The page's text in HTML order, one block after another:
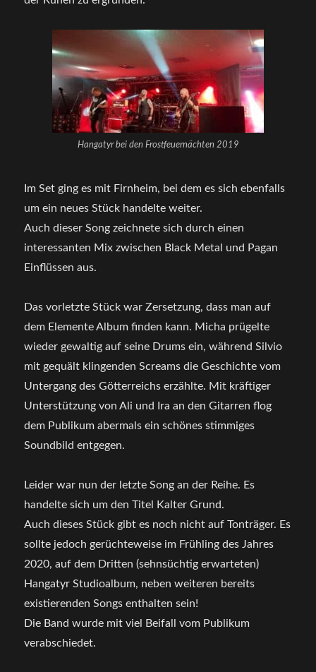
Hangatyr bei den Frostfeuernächten 2019
Im Set ging es mit Firnheim, bei dem es sich ebenfalls
um ein neues Stück handelte weiter.
Auch dieser Song zeichnete sich durch einen
interessanten Mix zwischen Black Metal und Pagan
Einflüssen aus.
Das vorletzte Stück war Zersetzung, dass man auf
dem Elemente Album finden kann. Micha prügelte
wieder gewaltig auf seine Drums ein, während Silvio
mit gequält klingenden Screams die Geschichte vom
Untergang des Götterreichs erzählte. Mit kräftiger
Unterstützung von Ali und Ira an den Gitarren flog
dem Publikum abermals ein schönes stimmiges
Soundbild entgegen.
Leider war nun der letzte Song an der Reihe. Es
handelte sich um den Titel Kalter Grund.
Auch dieses Stück gibt es noch nicht auf Tonträger. Es
sollte jedoch gerüchteweise im Frühling des Jahres
2020, auf dem Dritten (sehnsüchtig erwarteten)
Hangatyr Studioalbum, neben weiteren bereits
existierenden Songs enthalten sein!
Die Band wurde mit viel Beifall vom Publikum
verabschiedet.